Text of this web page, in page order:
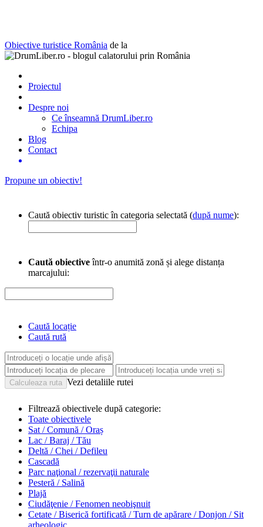
Obiective turistice România de la
Proiectul
Despre noi
Ce înseamnă DrumLiber.ro
Echipa
Blog
Contact
Propune un obiectiv!
Caută obiectiv turistic în categoria selectată (după nume):
Caută obiectiveîntr-o anumită zonă și alege distanța
marcajului:
Caută locație
Caută rută
Vezi detaliile rutei
Filtrează obiectivele după categorie:
Toate obiectivele
Sat / Comună / Oraș
Lac / Baraj / Tău
Deltă / Chei / Defileu
Cascadă
Parc naţional / rezervaţii naturale
Pesteră / Salină
Plajă
Ciudăţenie / Fenomen neobişnuit
Cetate / Biserică fortificată / Turn de apărare / Donjon / Sit
arheologic